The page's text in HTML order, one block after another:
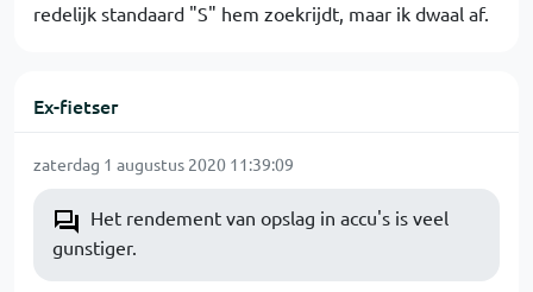
redelijk standaard "S" hem zoekrijdt, maar ik dwaal af.
Ex-fietser
zaterdag 1 augustus 2020 11:39:09
Het rendement van opslag in accu's is veel
gunstiger.